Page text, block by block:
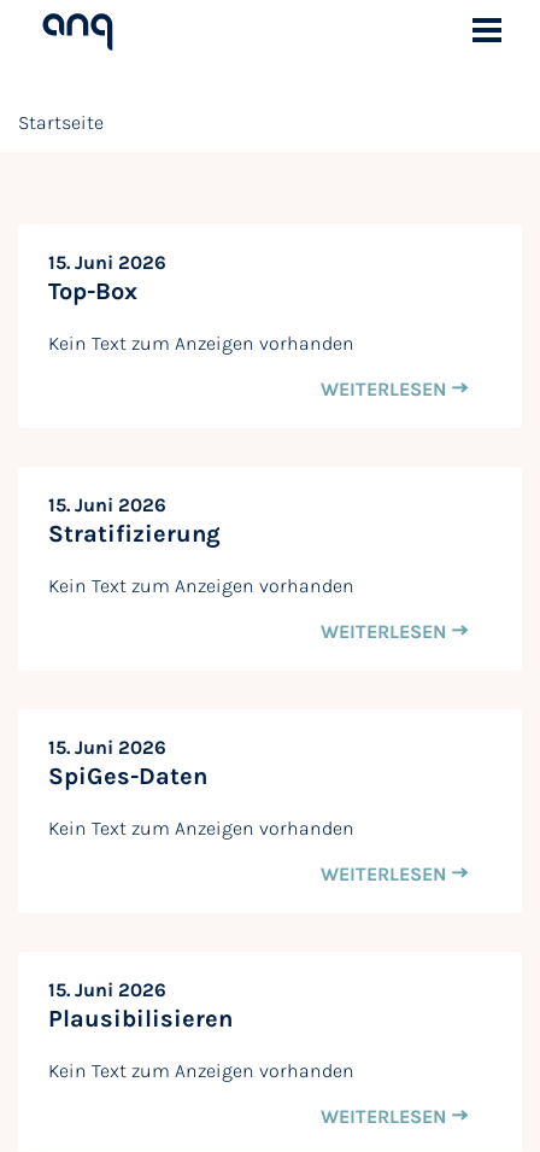
Startseite
15. Juni 2026
Top-Box
Kein Text zum Anzeigen vorhanden
WEITERLESEN
15. Juni 2026
Stratifizierung
Kein Text zum Anzeigen vorhanden
WEITERLESEN
15. Juni 2026
SpiGes-Daten
Kein Text zum Anzeigen vorhanden
WEITERLESEN
15. Juni 2026
Plausibilisieren
Kein Text zum Anzeigen vorhanden
WEITERLESEN